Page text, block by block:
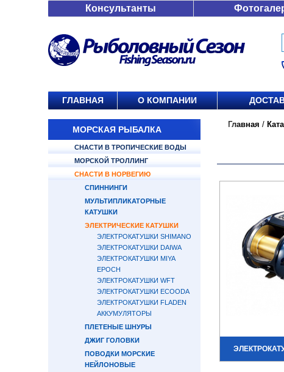
Консультанты
ГЛАВНАЯ О КОМПАНИИ
МОРСКАЯ РЫБАЛКА
СНАСТИ В ТРОПИЧЕСКИЕ ВОДЫ
МОРСКОЙ ТРОЛЛИНГ
СНАСТИ В НОРВЕГИЮ
СПИННИНГИ
МУЛЬТИПЛИКАТОРНЫЕ
КАТУШКИ
ЭЛЕКТРИЧЕСКИЕ КАТУШКИ
ЭЛЕКТРОКАТУШКИ SHIMANO
ЭЛЕКТРОКАТУШКИ DAIWA
ЭЛЕКТРОКАТУШКИ MIYA
EPOCH
ЭЛЕКТРОКАТУШКИ WFT
ЭЛЕКТРОКАТУШКИ ECOODA
ЭЛЕКТРОКАТУШКИ FLADEN
АККУМУЛЯТОРЫ
ПЛЕТЕНЫЕ ШНУРЫ
ДЖИГ ГОЛОВКИ
ПОВОДКИ МОРСКИЕ
НЕЙЛОНОВЫЕ
Главная /